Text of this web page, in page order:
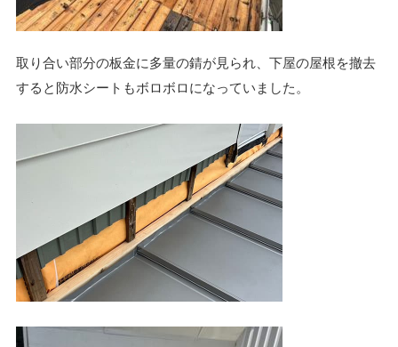
取り合い部分の板金に多量の錆が見られ、下屋の屋根を撤去
すると防水シートもボロボロになっていました。